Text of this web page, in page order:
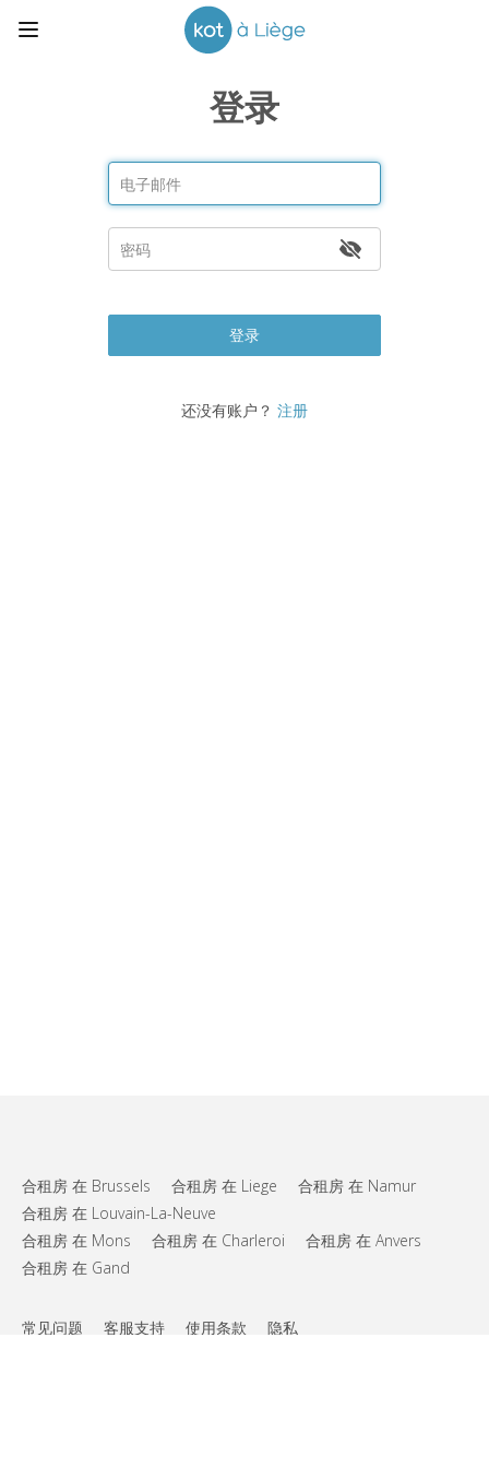
登录
登录
还没有账户？ 注册
合租房 在 Brussels 合租房 在 Liege
合租房 在 Namur
合租房 在 Louvain-La-Neuve
合租房 在 Mons
合租房 在 Charleroi
合租房 在 Anvers
合租房 在 Gand
常见问题 客服支持 使用条款 隐私